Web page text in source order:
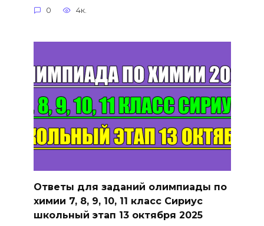
0 4к.
Ответы для заданий олимпиады по
химии 7, 8, 9, 10, 11 класс Сириус
школьный этап 13 октября 2025